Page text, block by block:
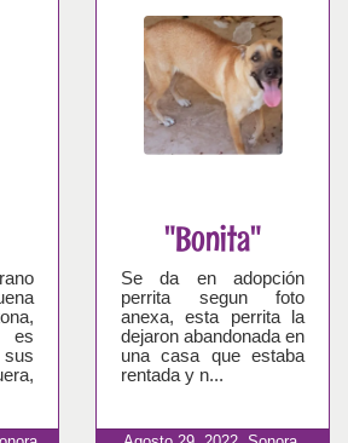
"Bonita"
Se da en adopción
perrita segun foto
anexa, esta perrita la
dejaron abandonada en
una casa que estaba
rentada y n...